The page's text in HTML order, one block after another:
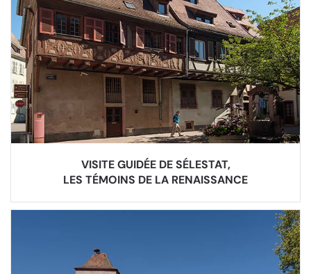
VISITE GUIDÉE DE SÉLESTAT,
LES TÉMOINS DE LA RENAISSANCE